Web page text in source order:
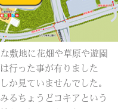
敷地に花畑や草原や遊園
行った事が有りました
か見ていませんでした。
るちょうどコキアという